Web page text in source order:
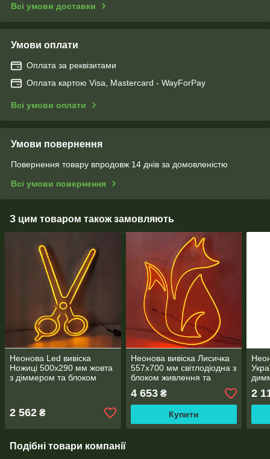
Всі умови доставки
Умови оплати
Оплата за реквізитами
Оплата картою Visa, Mastercard - WayForPay
Всі умови оплати
Умови повернення
Повернення товару впродовж 14 днів за домовленістю
Всі умови повернення
З цим товаром також замовляють
Неонова Led вивіска
Ножиці 500х290 мм жовта
з діммером та блоком
2 562 ₴
Неонова вивіска Лисичка
557х700 мм світлодіодна з
блоком живлення та
пультом
4 653₴
Купити
2
Подібні товари компанії